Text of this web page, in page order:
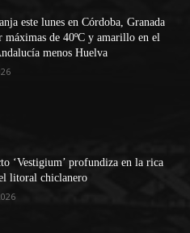
este lunes en Córdoba, Granada
máximas de 40ºC y amarillo en el
menos Huelva
‘Vestigium’ profundiza en la rica
litoral chiclanero